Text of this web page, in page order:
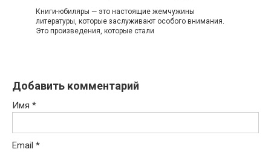
Книги-юбиляры — это настоящие жемчужины
литературы, которые заслуживают особого внимания.
Это произведения, которые стали
Добавить комментарий
Имя *
Email *